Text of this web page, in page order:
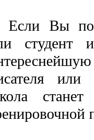
Если Вы
студент
или